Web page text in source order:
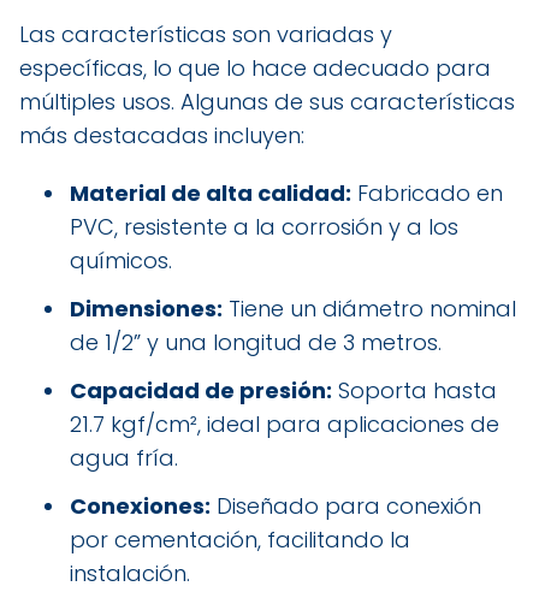
Las características son variadas y
específicas, lo que lo hace adecuado para
múltiples usos. Algunas de sus características
más destacadas incluyen:
Material de alta calidad: Fabricado en
PVC, resistente a la corrosión y a los
químicos.
Dimensiones: Tiene un diámetro nominal
de 1/2” y una longitud de 3 metros.
Capacidad de presión: Soporta hasta
21.7 kgf/cm², ideal para aplicaciones de
agua fría.
Conexiones: Diseñado para conexión
por cementación, facilitando la
instalación.